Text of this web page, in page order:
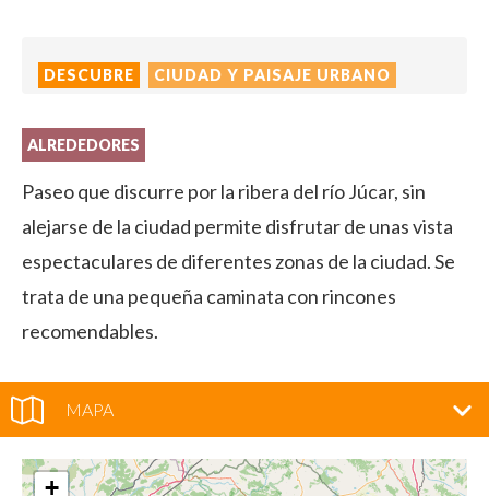
DESCUBRE CIUDAD Y PAISAJE URBANO
ALREDEDORES
Paseo que discurre por la ribera del río Júcar, sin
alejarse de la ciudad permite disfrutar de unas vista
espectaculares de diferentes zonas de la ciudad. Se
trata de una pequeña caminata con rincones
recomendables.
MAPA
+